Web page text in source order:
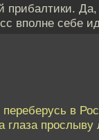
Да,
вполне себе
в
глаза